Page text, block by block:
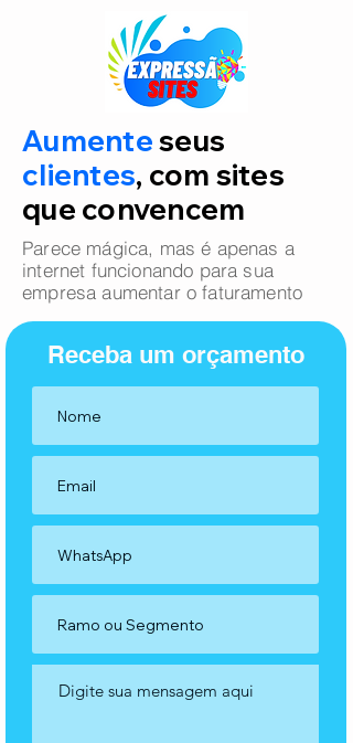
Aumenteseus
clientes, com sites
que convencem
Parece mágica, mas é apenas a
internet funcionando para sua
empresa aumentar o faturamento
Receba um orçamento